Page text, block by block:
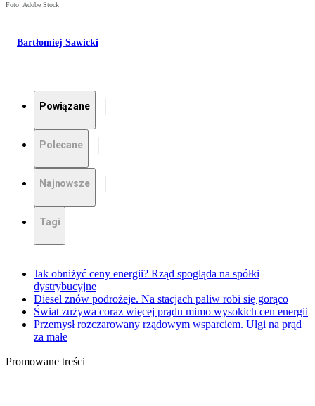
Foto: Adobe Stock
Bartłomiej Sawicki
Powiązane
Polecane
Najnowsze
Tagi
Jak obniżyć ceny energii? Rząd spogląda na spółki
dystrybucyjne
Diesel znów podrożeje. Na stacjach paliw robi się gorąco
Świat zużywa coraz więcej prądu mimo wysokich cen energii
Przemysł rozczarowany rządowym wsparciem. Ulgi na prąd
za małe
Promowane treści